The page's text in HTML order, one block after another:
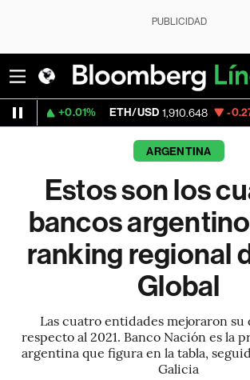
PUBLICIDAD
ETH/USD 1,910.648 -0.27% Visa
ARGENTINA
Estos son los
bancos
ranking regional
Global
Las cuatro entidades mejoraron su
respecto al 2021. Banco Nación es la
argentina que figura en la tabla,
Galicia